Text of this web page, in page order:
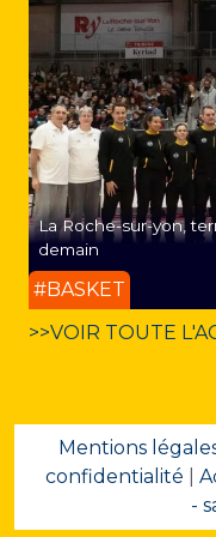
La Roche-sur-yon,
demain
#BASKET
>>VOIR TOUTE
Mentions
confidentialité
-